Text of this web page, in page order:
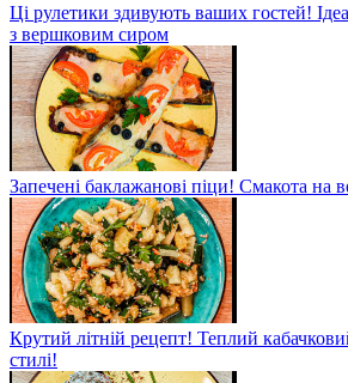
Ці рулетики здивують ваших гостей!
з вершковим сиром
Запечені баклажанові піци! Смакота на
Крутий літній рецепт! Теплий
стилі!